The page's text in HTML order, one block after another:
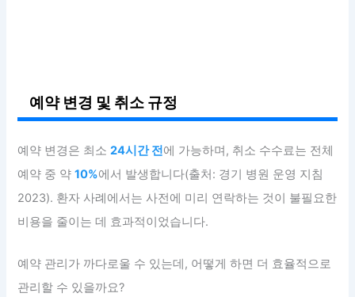
예약 변경 및 취소 규정
예약 변경은 최소24시간 전에 가능하며, 취소 수수료는 전체
예약 중 약10%에서 발생합니다(출처: 경기 병원 운영 지침
2023). 환자 사례에서는 사전에 미리 연락하는 것이 불필요한
비용을 줄이는 데 효과적이었습니다.
예약 관리가 까다로울 수 있는데, 어떻게 하면 더 효율적으로
관리할 수 있을까요?